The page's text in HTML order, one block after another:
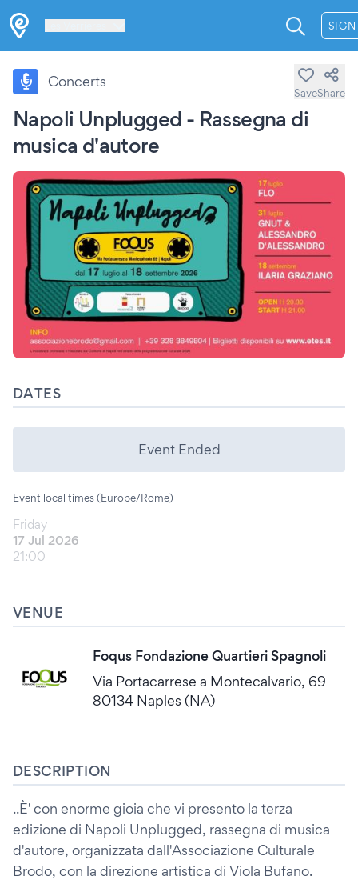
Napoli Unplugged - Rassegna di
musica d'autore
Concerts
SaveShare
DATES
Event Ended
Event local times (Europe/Rome)
Friday
17 Jul 2026
21:00
VENUE
Foqus Fondazione Quartieri Spagnoli
Via Portacarrese a Montecalvario, 69
80134 Naples (NA)
DESCRIPTION
..È' con enorme gioia che vi presento la terza
edizione di Napoli Unplugged, rassegna di musica
d'autore, organizzata dall'Associazione Culturale
Brodo, con la direzione artistica di Viola Bufano.